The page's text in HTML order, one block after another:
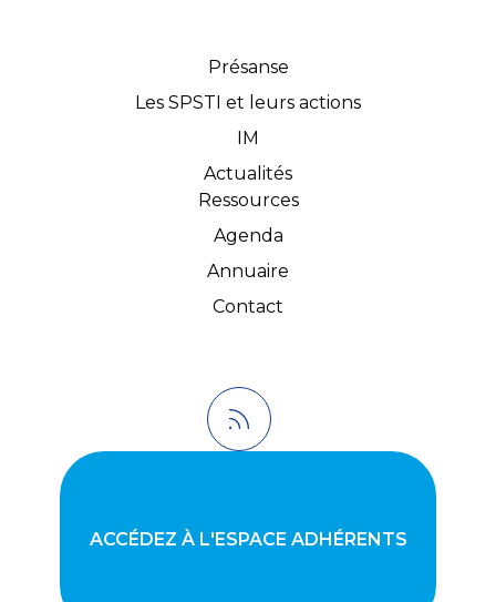
Présanse
Les SPSTI et leurs actions
IM
Actualités
Ressources
Agenda
Annuaire
Contact
ACCÉDEZ À L'ESPACE ADHÉRENTS